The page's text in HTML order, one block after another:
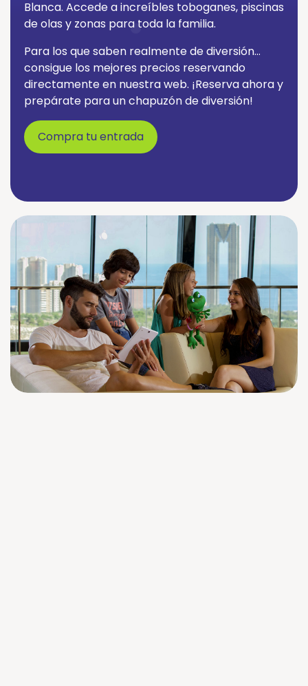
Blanca. Accede a increíbles toboganes, piscinas
de olas y zonas para toda la familia.
Para los que saben realmente de diversión…
consigue los mejores precios reservando
directamente en nuestra web. ¡Reserva ahora y
prepárate para un chapuzón de diversión!
Compra tu entrada